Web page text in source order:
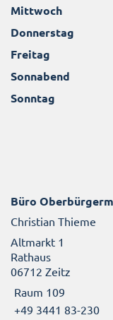
Mittwoch
Donnerstag
Freitag
Sonnabend
Sonntag
Büro
Christian Thieme
Altmarkt 1
Rathaus
06712 Zeitz
Raum 109
+49 3441 83-230